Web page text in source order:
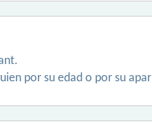
por su edad o por su